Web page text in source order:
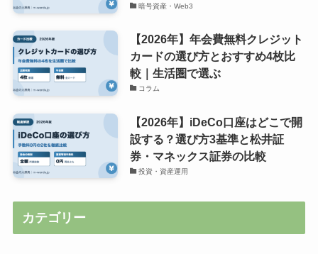
暗号資産・Web3
【2026年】年会費無料クレジット
カードの選び方とおすすめ4枚比
較｜生活圏で選ぶ
コラム
【2026年】iDeCo口座はどこで開
設する？選び方3基準と松井証
券・マネックス証券の比較
投資・資産運用
カテゴリー